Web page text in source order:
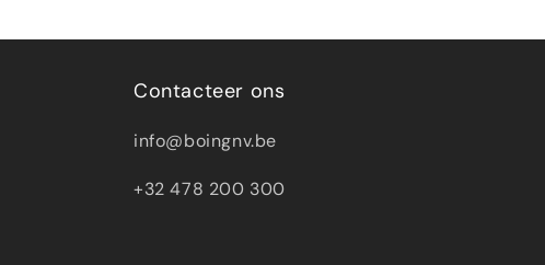
Contacteer ons
info@boingnv.be
+32 478 200 300